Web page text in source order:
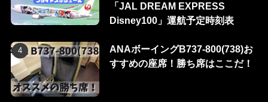
「JAL DREAM EXPRESS
Disney100」運航予定時刻表
ANAボーイングB737-800(738)お
すすめの座席！勝ち席はここだ！